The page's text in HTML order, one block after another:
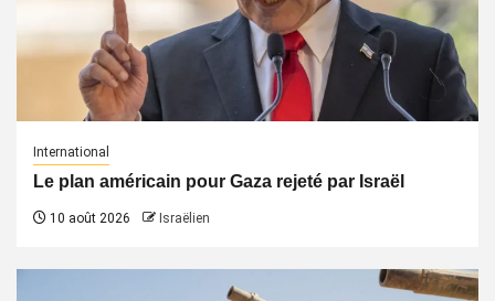
International
Le plan américain pour Gaza rejeté par Israël
10 août 2026 Israëlien